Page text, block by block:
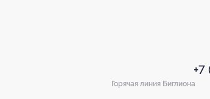
Горячая линия Биглиона